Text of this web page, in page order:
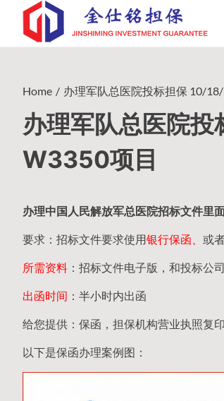
content
Home 办理军队总医院投标担保 10/
办理军队总医院
W3350项目
办理中国人民解放军总医院招标文件里
要求：招标文件要求使用银行保函、 或
所需资料 ：招标文件电子版，和投标公
出函时间 ：半小时内出函
给您提供：保函，担保机构营业执照复
以下是保函办理案例图：